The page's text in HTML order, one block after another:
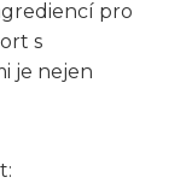
pro
s
je nejen